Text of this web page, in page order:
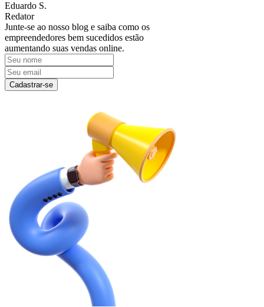
Eduardo S.
Redator
Junte-se ao nosso blog e saiba como os
empreendedores bem sucedidos estão
aumentando suas vendas online.
Cadastrar-se